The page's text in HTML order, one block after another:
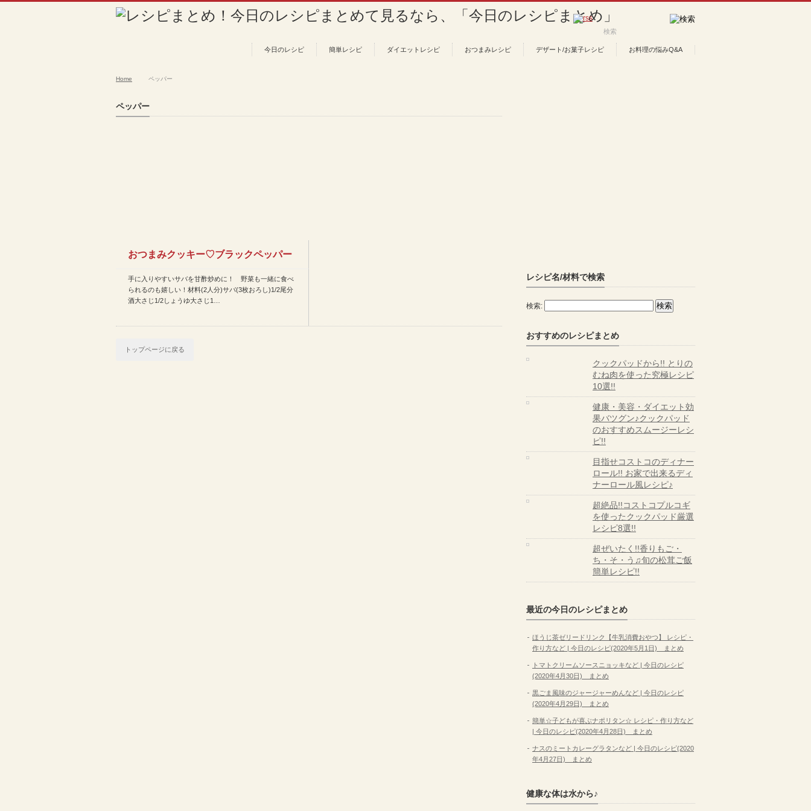
今日のレシピ 簡単レシピ ダイエットレシピ おつまみレシピ デザート/お菓子レシピ お料理の悩みQ&A
Home ペッパー
ペッパー
おつまみクッキー♡ブラックペッパー
チーズなど | 今日のレシ…
手に入りやすいサバを甘酢炒めに！ 野菜も一緒に食べ
られるのも嬉しい！材料(2人分)サバ(3枚おろし)1/2尾分
酒大さじ1/2しょうゆ大さじ1…
トップページに戻る
レシピ名/材料で検索
検索:
おすすめのレシピまとめ
クックパッドから!! とりの
むね肉を使った究極レシピ
10選!!
健康・美容・ダイエット効
果バツグン♪クックパッド
のおすすめスムージーレシ
ピ!!
目指せコストコのディナー
ロール!! お家で出来るディ
ナーロール風レシピ♪
超絶品!!コストコプルコギ
を使ったクックパッド厳選
レシピ8選!!
超ぜいたく!!香りもご・
ち・そ・う♫旬の松茸ご飯
簡単レシピ!!
最近の今日のレシピまとめ
ほうじ茶ゼリードリンク【牛乳消費おやつ】 レシピ・
作り方など | 今日のレシピ(2020年5月1日) まとめ
トマトクリームソースニョッキなど | 今日のレシピ
(2020年4月30日) まとめ
黒ごま風味のジャージャーめんなど | 今日のレシピ
(2020年4月29日) まとめ
簡単☆子どもが喜ぶナポリタン☆ レシピ・作り方など
| 今日のレシピ(2020年4月28日) まとめ
ナスのミートカレーグラタンなど | 今日のレシピ(2020
年4月27日) まとめ
健康な体は水から♪